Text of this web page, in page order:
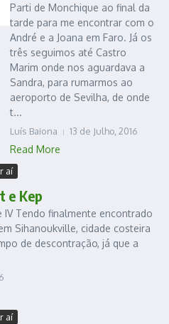
Parti de Monchique ao final da
tarde para me encontrar com o
André e a Joana em Faro. Já os
três seguimos até Castro
Marim onde nos aguardava a
Sandra, para rumarmos ao
aeroporto de Sevilha, de onde
t...
Luís Baiona 13 de Julho, 2016
Read More
aí
e Kep
IV Tendo finalmente encontrado
Sihanoukville, cidade costeira
de descontração, já que a
aí